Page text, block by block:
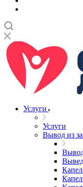
Услуги
Услуги
Вывод из